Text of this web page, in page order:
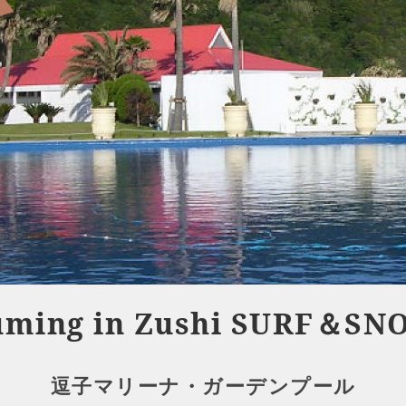
in Zushi SURF＆
逗子マリーナ・ガーデンプール